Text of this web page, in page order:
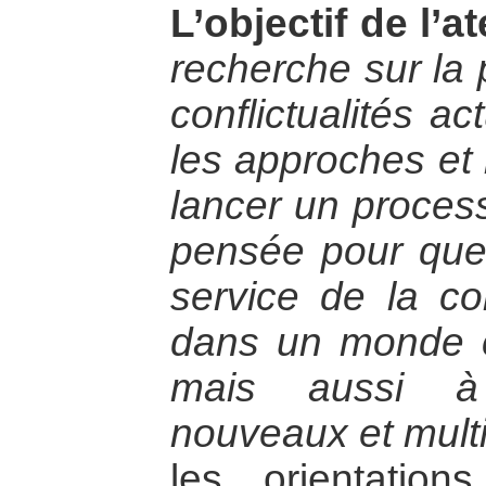
L’objectif de
recherche sur la
conflictualités
les approches
lancer un
pensée pour
service de la
dans un monde
mais aussi à
nouveaux et